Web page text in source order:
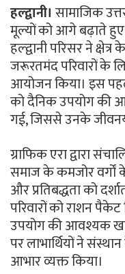
हल्द्वानी। सामाजिक
मूल्यों को आगे बढ़ाते हुए
हल्द्वानी परिसर ने
जरूरतमंद परिवारों के
आयोजन किया। इस
को दैनिक उपयोग की
गई, जिससे उनके
ग्राफिक एरा द्वारा
समाज के कमजोर वर्गों
और प्रतिबद्धता को
परिवारों को राशन
उपयोग की आवश्यक
पर लाभार्थियों ने
आभार व्यक्त किया।